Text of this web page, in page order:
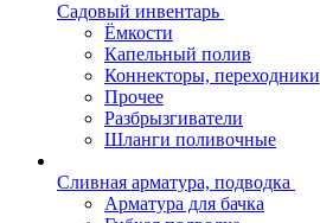
Садовый инвентарь
Ёмкости
Капельный полив
Коннекторы, переходники
Прочее
Разбрызгиватели
Шланги поливочные
Сливная арматура, подводка
Арматура для бачка